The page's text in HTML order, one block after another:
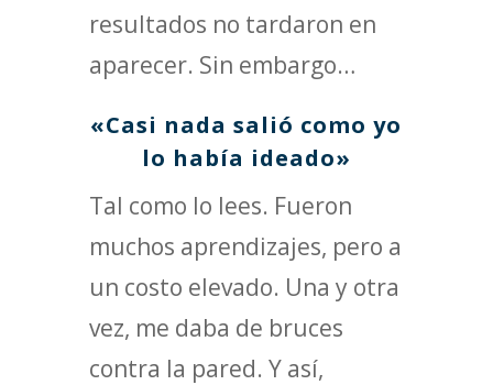
resultados no tardaron en
aparecer. Sin embargo…
«Casi nada salió como yo
lo había ideado»
Tal como lo lees. Fueron
muchos aprendizajes, pero a
un costo elevado. Una y otra
vez, me daba de bruces
contra la pared. Y así,